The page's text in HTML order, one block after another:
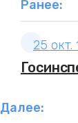
Ранее:
25 окт.
Далее: